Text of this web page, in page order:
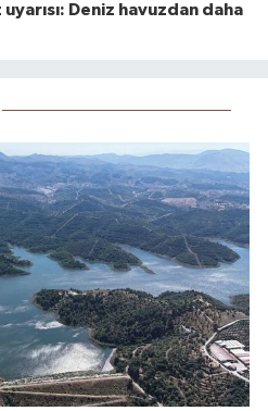
Deniz havuzdan daha